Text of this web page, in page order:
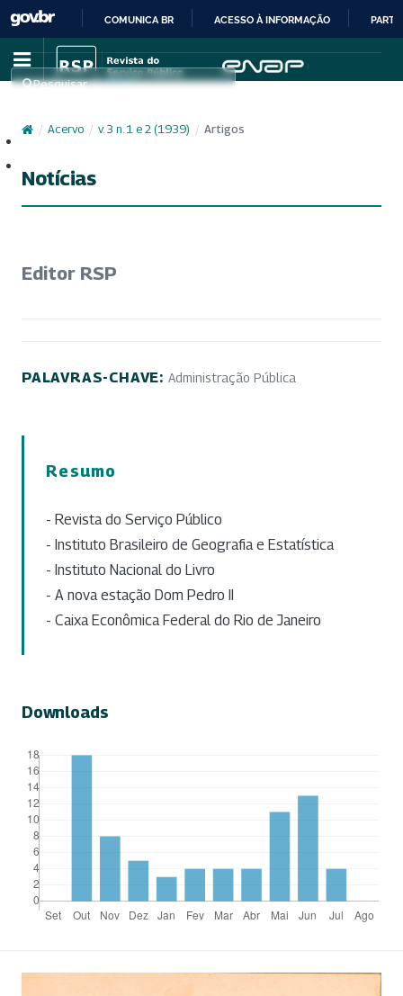
IR
PARA
CONTEÚDO
COMUNICA BR ACESSO À INFORMAÇÃO
Pesquisar
/ Acervo / v. 3 n. 1 e 2 (1939) / Artigos
Notícias
Editor RSP
PALAVRAS-CHAVE: Administração Pública
Resumo
- Revista do Serviço Público
- Instituto Brasileiro de Geografia e Estatística
- Instituto Nacional do Livro
- A nova estação Dom Pedro II
- Caixa Econômica Federal do Rio de Janeiro
Downloads